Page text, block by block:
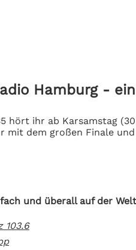
Hamburg -
hört ihr ab Karsamstag
mit dem großen Finale
und überall auf der
103.6